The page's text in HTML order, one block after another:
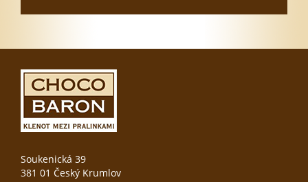
Vložit do košíku
Soukenická 39
381 01 Český Krumlov